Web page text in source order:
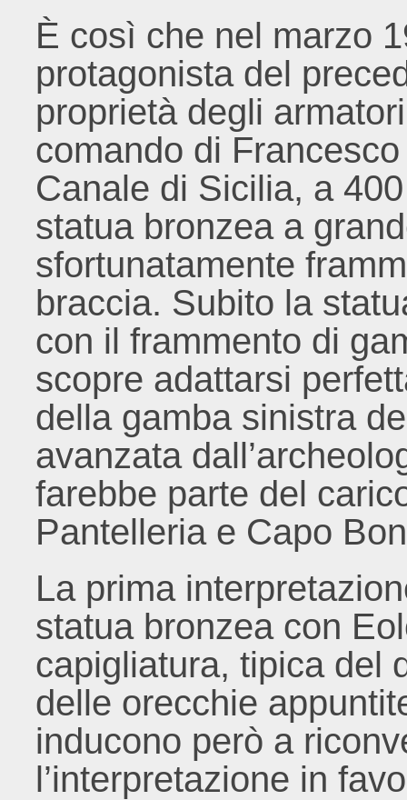
È così che nel marzo
protagonista del
proprietà degli
comando di
Canale di Sicilia, a
statua bronzea a
sfortunatamente
braccia. Subito la
con il frammento di
scopre adattarsi
della gamba sinistra
avanzata
farebbe parte del
Pantelleria e Capo
La prima
statua bronzea con
capigliatura, tipica del
delle orecchie
inducono però a
l’interpretazione in